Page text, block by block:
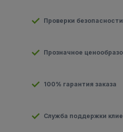
Проверки
Прозначное
100% гарантия заказа
Служба поддержки